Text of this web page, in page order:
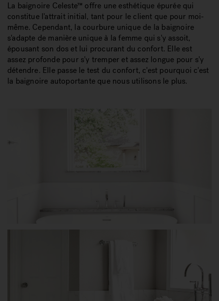
La baignoire Celeste™ offre une esthétique épurée qui
constitue l'attrait initial, tant pour le client que pour moi-
même. Cependant, la courbure unique de la baignoire
s'adapte de manière unique à la femme qui s'y assoit,
épousant son dos et lui procurant du confort. Elle est
assez profonde pour s'y tremper et assez longue pour s'y
détendre. Elle passe le test du confort, c'est pourquoi c'est
la baignoire autoportante que nous utilisons le plus.